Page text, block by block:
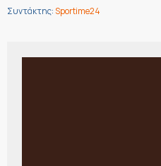
Συντάκτης:Sportime24